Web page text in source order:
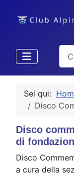
Sei qui:
Disco
Disco
di
Disco
a cura della